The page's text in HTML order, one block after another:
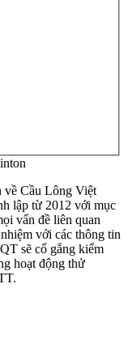
về Cầu Lông Việt
lập từ 2012 với mục
vấn đề liên quan
với các thông tin
sẽ cố gắng kiểm
hoạt động thử